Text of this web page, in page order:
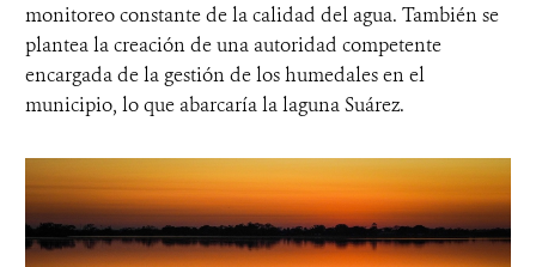
monitoreo constante de la calidad del agua. También se
plantea la creación de una autoridad competente
encargada de la gestión de los humedales en el
municipio, lo que abarcaría la laguna Suárez.